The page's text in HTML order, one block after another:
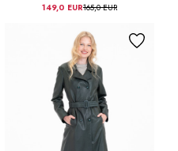
149,0 EUR165,0 EUR